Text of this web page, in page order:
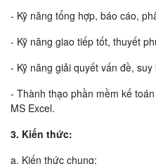
- Kỹ năng tổng hợp, báo cáo,
- Kỹ năng giao tiếp tốt, thuyết
- Kỹ năng giải quyết vấn đề, suy
- Thành thạo phần mềm kế
MS Excel.
3. Kiến thức:
a. Kiến thức chung: